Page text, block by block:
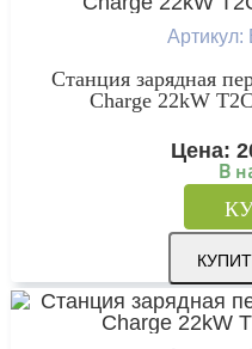
Артикул:
Станция зарядная
Charge 22kW
Цена:
В